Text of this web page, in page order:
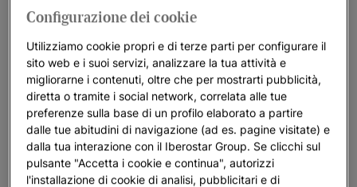
Star Prestige
Guarda 9 foto e video
Guarda altre foto
Configurazione dei cookie
Utilizziamo cookie propri e di terze parti per configurare il
sito web e i suoi servizi, analizzare la tua attività e
migliorarne i contenuti, oltre che per mostrarti pubblicità,
diretta o tramite i social network, correlata alle tue
preferenze sulla base di un profilo elaborato a partire
dalle tue abitudini di navigazione (ad es. pagine visitate) e
dalla tua interazione con il Iberostar Group. Se clicchi sul
pulsante "Accetta i cookie e continua", autorizzi
l'installazione di cookie di analisi, pubblicitari e di